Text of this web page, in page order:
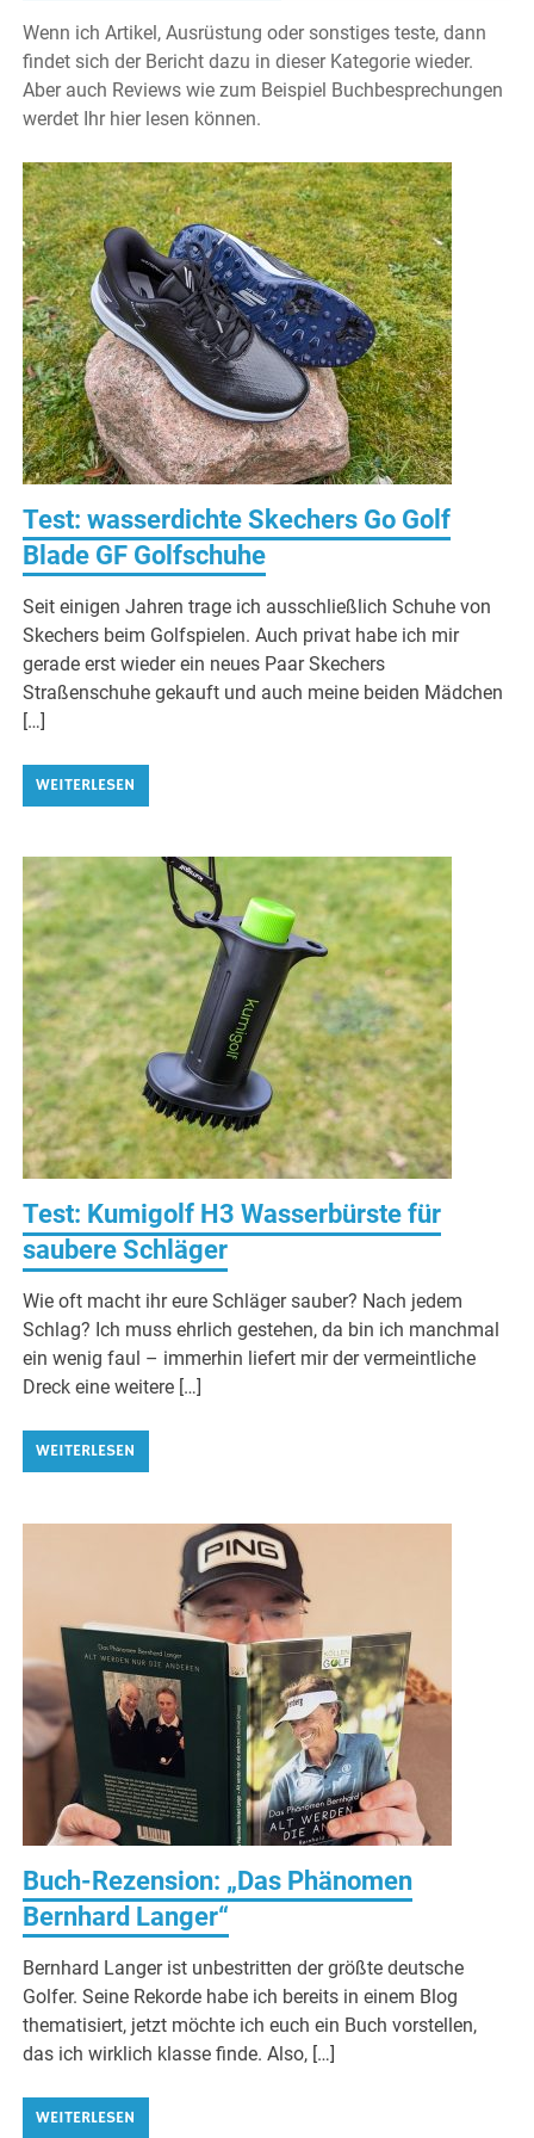
Wenn ich Artikel, Ausrüstung oder sonstiges teste, dann
findet sich der Bericht dazu in dieser Kategorie wieder.
Aber auch Reviews wie zum Beispiel Buchbesprechungen
werdet Ihr hier lesen können.
Test: wasserdichte Skechers Go Golf
Blade GF Golfschuhe
Seit einigen Jahren trage ich ausschließlich Schuhe von
Skechers beim Golfspielen. Auch privat habe ich mir
gerade erst wieder ein neues Paar Skechers
Straßenschuhe gekauft und auch meine beiden Mädchen
[…]
WEITERLESEN
Test: Kumigolf H3 Wasserbürste für
saubere Schläger
Wie oft macht ihr eure Schläger sauber? Nach jedem
Schlag? Ich muss ehrlich gestehen, da bin ich manchmal
ein wenig faul – immerhin liefert mir der vermeintliche
Dreck eine weitere […]
WEITERLESEN
Buch-Rezension: „Das Phänomen
Bernhard Langer“
Bernhard Langer ist unbestritten der größte deutsche
Golfer. Seine Rekorde habe ich bereits in einem Blog
thematisiert, jetzt möchte ich euch ein Buch vorstellen,
das ich wirklich klasse finde. Also, […]
WEITERLESEN